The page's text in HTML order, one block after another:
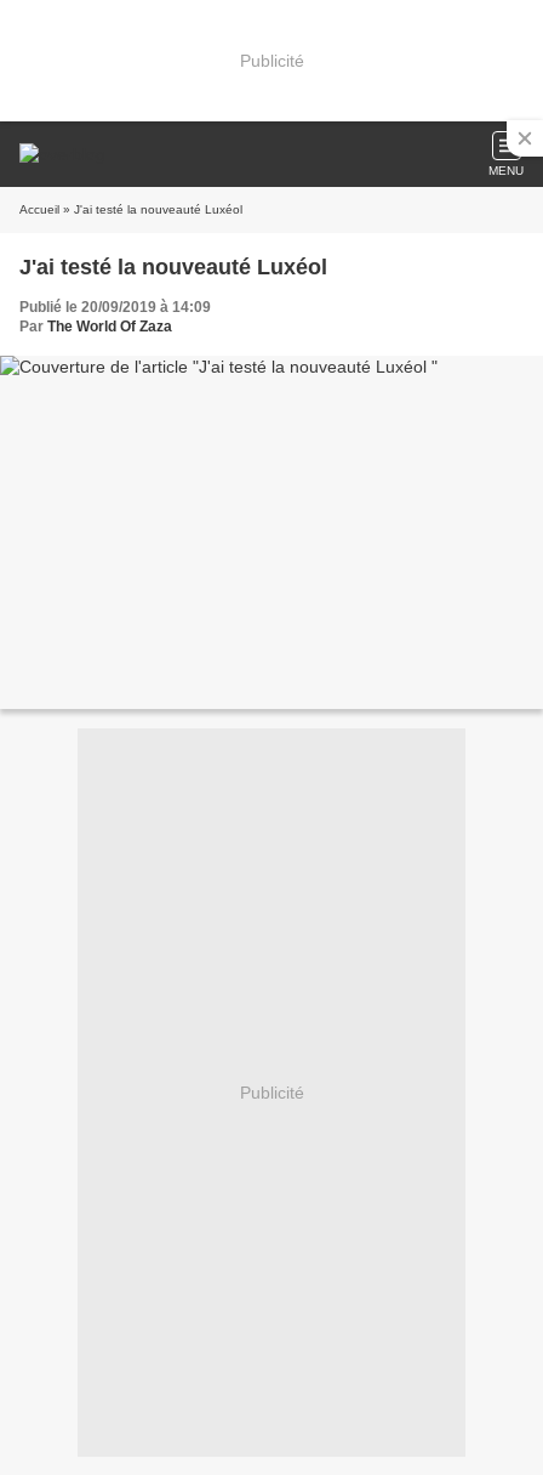
Publicité
MENU
Accueil » J'ai testé la nouveauté Luxéol
J'ai testé la nouveauté Luxéol
Publié le 20/09/2019 à 14:09
Par The World Of Zaza
Publicité